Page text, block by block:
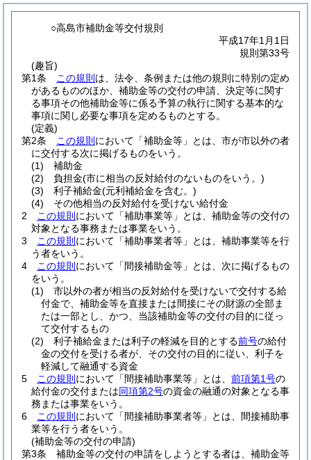
○高島市補助金等交付規則
平成17年1月1日
規則第33号
(趣旨)
第1条
この規則 は、法令、条例または他の規則に特別の定め
があるもののほか、補助金等の交付の申請、決定等に関す
る事項その他補助金等に係る予算の執行に関する基本的な
事項に関し必要な事項を定めるものとする。
(定義)
第2条
この規則 において「補助金等」とは、市が市以外の者
に交付する次に掲げるものをいう。
(1)
補助金
(2)
負担金(市に相当の反対給付のないものをいう。)
(3)
利子補給金(元利補給金を含む。)
(4)
その他相当の反対給付を受けない給付金
2
この規則 において「補助事業等」とは、補助金等の交付の
対象となる事務または事業をいう。
3
この規則 において「補助事業者等」とは、補助事業等を行
う者をいう。
4
この規則 において「間接補助金等」とは、次に掲げるもの
をいう。
(1)
市以外の者が相当の反対給付を受けないで交付する給
付金で、補助金等を直接または間接にその財源の全部ま
たは一部とし、かつ、当該補助金等の交付の目的に従っ
て交付するもの
(2)
利子補給金または利子の軽減を目的とする前号の給付
金の交付を受ける者が、その交付の目的に従い、利子を
軽減して融通する資金
5
この規則 において「間接補助事業等」とは、 前項第1号の
給付金の交付または同項第2号の資金の融通の対象となる事
務または事業をいう。
6
この規則 において「間接補助事業者等」とは、間接補助事
業等を行う者をいう。
(補助金等の交付の申請)
第3条
補助金等の交付の申請をしようとする者は、補助金等